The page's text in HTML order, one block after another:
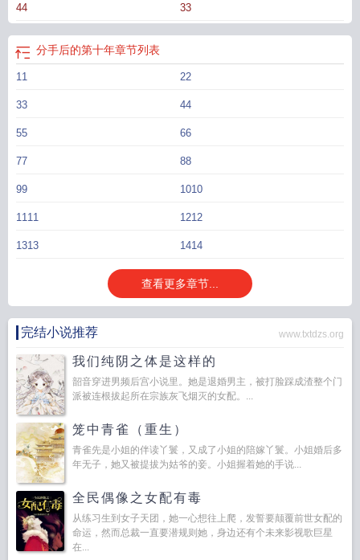
的弟弟有点眼熟。“其实我知道你是男的。你有天喝醉了，发语音喊我老公。”“老
婆，我和我哥你更爱谁？”攻大受两岁，受腿会好/体型差/估计10w字婉拒极端控
控/文案存于2026年1月2日分手后的第十年by夙夜无声
第十年盛宗明分手十年了分手后的第十年晋江分手后的第十年by我在台下还
能复合吗
分手后十年再见初恋完整版
44 33
分手后的第十年章节列表
11 22
33 44
55 66
77 88
99 1010
1111 1212
1313 1414
查看更多章节...
完结小说推荐 www.txtdzs.org
我们纯阴之体是这样的
韶音穿进男频后宫小说里。她是退婚男主，被打脸踩成渣整个门
派被连根拔起所在宗族灰飞烟灭的女配。...
笼中青雀（重生）
青雀先是小姐的伴读丫鬟，又成了小姐的陪嫁丫鬟。小姐婚后多
年无子，她又被提拔为姑爷的妾。小姐握着她的手说...
全民偶像之女配有毒
从练习生到女子天团，她一心想往上爬，发誓要颠覆前世女配的
命运，然而总裁一直要潜规则她，身边还有个未来影视歌巨星
在...